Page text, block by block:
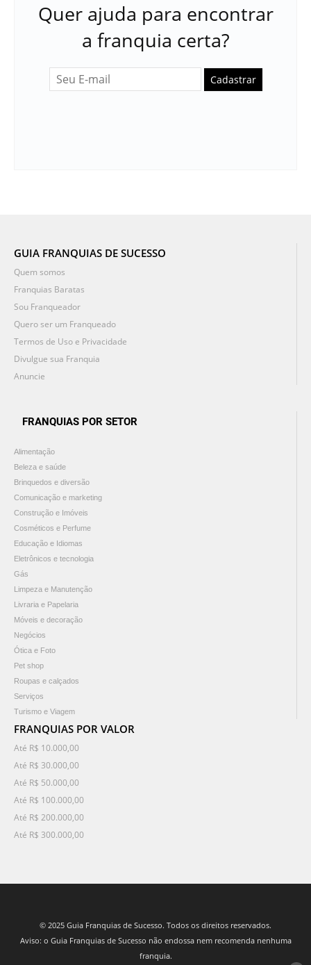
Quer ajuda para encontrar
a franquia certa?
Cadastrar
GUIA FRANQUIAS DE SUCESSO
Quem somos
Franquias Baratas
Sou Franqueador
Quero ser um Franqueado
Termos de Uso e Privacidade
Divulgue sua Franquia
Anuncie
FRANQUIAS POR SETOR
Alimentação
Beleza e saúde
Brinquedos e diversão
Comunicação e marketing
Construção e Imóveis
Cosméticos e Perfume
Educação e Idiomas
Eletrônicos e tecnologia
Gás
Limpeza e Manutenção
Livraria e Papelaria
Móveis e decoração
Negócios
Ótica e Foto
Pet shop
Roupas e calçados
Serviços
Turismo e Viagem
FRANQUIAS POR VALOR
Até R$ 10.000,00
Até R$ 30.000,00
Até R$ 50.000,00
Até R$ 100.000,00
Até R$ 200.000,00
Até R$ 300.000,00
© 2025 Guia Franquias de Sucesso. Todos os direitos reservados.
Aviso: o Guia Franquias de Sucesso não endossa nem recomenda nenhuma
franquia.